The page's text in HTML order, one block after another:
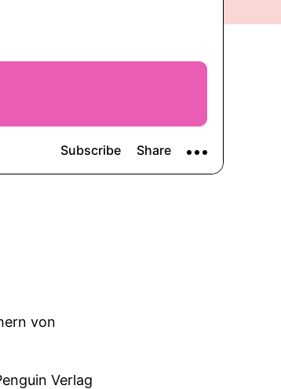
von
Verlag